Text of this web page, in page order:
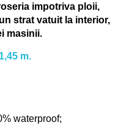
impotriva ploii,
strat vatuit la interior,
masinii.
m.
waterproof;